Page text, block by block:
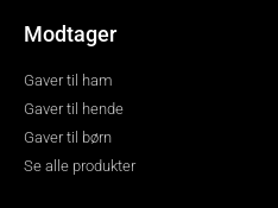
Modtager
Gaver til ham
Gaver til hende
Gaver til børn
Se alle produkter